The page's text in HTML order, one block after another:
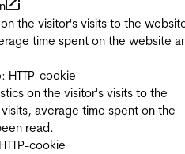
the visitor's visits to the
time spent on the website
: HTTP-cookie
on the visitor's visits to the
average time spent on the
read.
cookie